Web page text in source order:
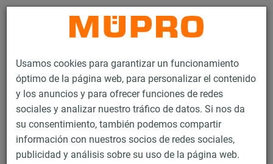
Usamos cookies para garantizar un funcionamiento
óptimo de la página web, para personalizar el contenido
y los anuncios y para ofrecer funciones de redes
sociales y analizar nuestro tráfico de datos. Si nos da
su consentimiento, también podemos compartir
información con nuestros socios de redes sociales,
publicidad y análisis sobre su uso de la página web.
Productos Protección contra el fuego
Fijaciones pirorresistentes
Carriles de instalación
MPC-Tuercas soporte Quick+